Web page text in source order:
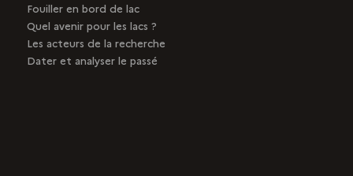
Fouiller en bord de lac
Quel avenir pour les lacs ?
Les acteurs de la recherche
Dater et analyser le passé